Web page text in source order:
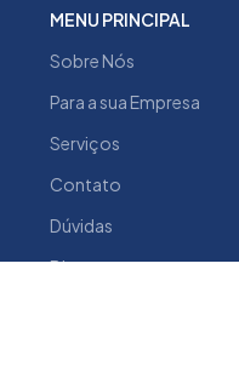
MENU PRINCIPAL
Sobre Nós
Para a sua Empresa
Serviços
Contato
Dúvidas
Blog